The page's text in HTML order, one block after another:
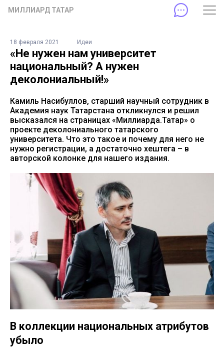
МИЛЛИАРД ТАТАР
18 февраля 2021 Идеи
«Не нужен нам университет
национальный? А нужен
деколониальный!»
Камиль Насибуллов, старший научный сотрудник в
Академия наук Татарстана откликнулся и решил
высказался на страницах «Миллиарда.Татар» о
проекте деколониального татарского
университета. Что это такое и почему для него не
нужно регистрации, а достаточно хештега – в
авторской колонке для нашего издания.
В коллекции национальных атрибутов
убыло